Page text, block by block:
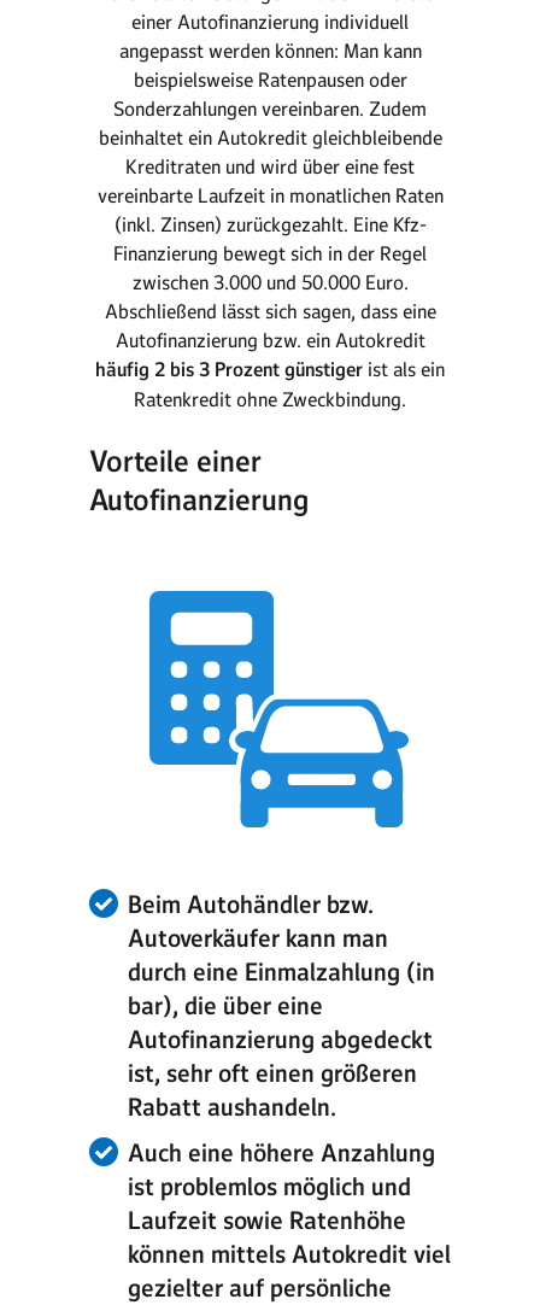
einer Autofinanzierung individuell
angepasst werden können: Man kann
beispielsweise Ratenpausen oder
Sonderzahlungen vereinbaren. Zudem
beinhaltet ein Autokredit gleichbleibende
Kreditraten und wird über eine fest
vereinbarte Laufzeit in monatlichen Raten
(inkl. Zinsen) zurückgezahlt. Eine Kfz-
Finanzierung bewegt sich in der Regel
zwischen 3.000 und 50.000 Euro.
Abschließend lässt sich sagen, dass eine
Autofinanzierung bzw. ein Autokredit
häufig 2 bis 3 Prozent günstiger ist als ein
Ratenkredit ohne Zweckbindung.
Vorteile einer
Autofinanzierung
Beim Autohändler bzw.
Autoverkäufer kann man
durch eine Einmalzahlung (in
bar), die über eine
Autofinanzierung abgedeckt
ist, sehr oft einen größeren
Rabatt aushandeln.
Auch eine höhere Anzahlung
ist problemlos möglich und
Laufzeit sowie Ratenhöhe
können mittels Autokredit viel
gezielter auf persönliche